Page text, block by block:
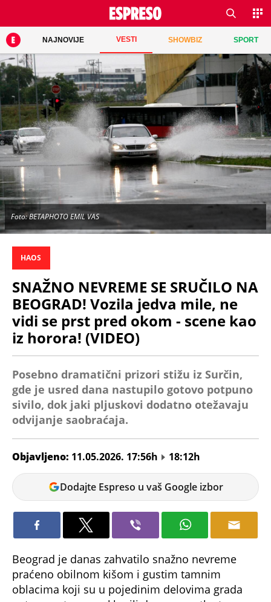
NAJNOVIJE VESTI SHOWBIZ SPORT
Foto: BETAPHOTO EMIL VAS
HAOS
SNAŽNO NEVREME SE SRUČILO NA
BEOGRAD! Vozila jedva mile, ne
vidi se prst pred okom - scene kao
iz horora! (VIDEO)
Posebno dramatični prizori stižu iz Surčin,
gde je usred dana nastupilo gotovo potpuno
sivilo, dok jaki pljuskovi dodatno otežavaju
odvijanje saobraćaja.
Objavljeno: 11.05.2026. 17:56h
18:12h
Tatjana
Maksić
Dodajte Espreso u vaš Google izbor
Beograd je danas zahvatilo snažno nevreme
praćeno obilnom kišom i gustim tamnim
oblacima koji su u pojedinim delovima grada